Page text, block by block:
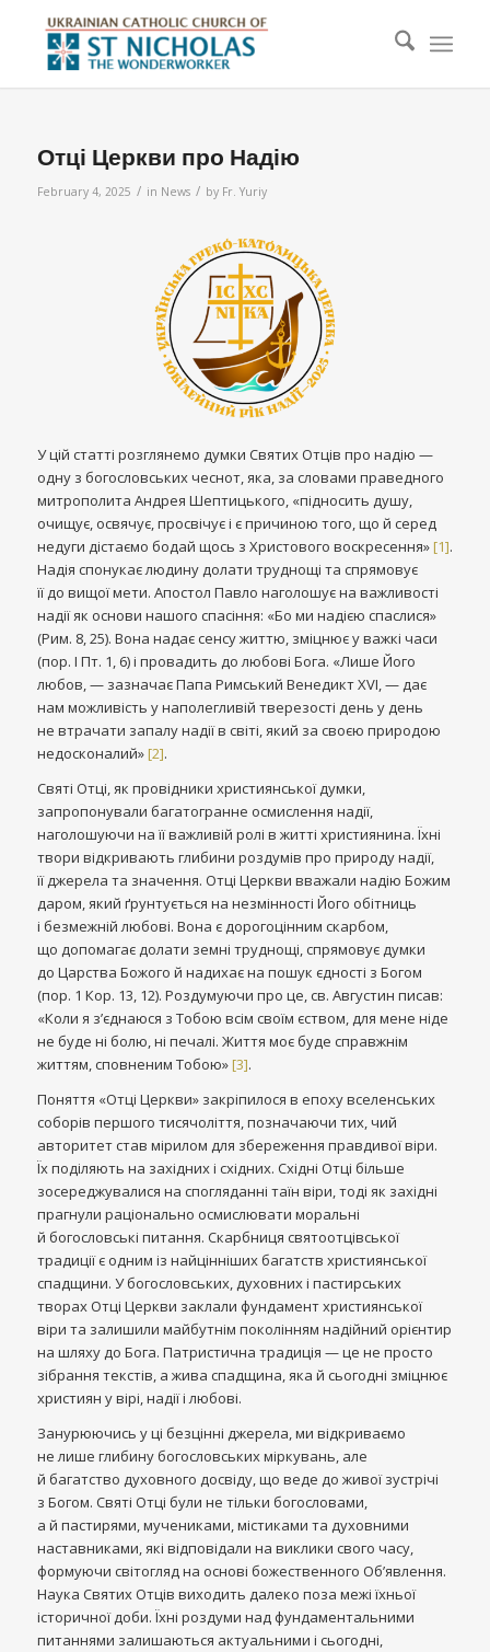
Отці Церкви про Надію
February 4, 2025 / in News / by Fr. Yuriy
У цій статті розглянемо думки Святих Отців про надію —
одну з богословських чеснот, яка, за словами праведного
митрополита Андрея Шептицького, «підносить душу,
очищує, освячує, просвічує і є причиною того, що й серед
недуги дістаємо бодай щось з Христового воскресення»[1].
Надія спонукає людину долати труднощі та спрямовує
її до вищої мети. Апостол Павло наголошує на важливості
надії як основи нашого спасіння: «Бо ми надією спаслися»
(Рим. 8, 25). Вона надає сенсу життю, зміцнює у важкі часи
(пор. І Пт. 1, 6) і провадить до любові Бога. «Лише Його
любов, — зазначає Папа Римський Венедикт XVI, — дає
нам можливість у наполегливій тверезості день у день
не втрачати запалу надії в світі, який за своєю природою
недосконалий»[2].
Святі Отці, як провідники християнської думки,
запропонували багатогранне осмислення надії,
наголошуючи на її важливій ролі в житті християнина. Їхні
твори відкривають глибини роздумів про природу надії,
її джерела та значення. Отці Церкви вважали надію Божим
даром, який ґрунтується на незмінності Його обітниць
і безмежній любові. Вона є дорогоцінним скарбом,
що допомагає долати земні труднощі, спрямовує думки
до Царства Божого й надихає на пошук єдності з Богом
(пор. 1 Кор. 13, 12). Роздумуючи про це, св. Августин писав:
«Коли я зʼєднаюся з Тобою всім своїм єством, для мене ніде
не буде ні болю, ні печалі. Життя моє буде справжнім
життям, сповненим Тобою»[3].
Поняття «Отці Церкви» закріпилося в епоху вселенських
соборів першого тисячоліття, позначаючи тих, чий
авторитет став мірилом для збереження правдивої віри.
Їх поділяють на західних і східних. Східні Отці більше
зосереджувалися на спогляданні таїн віри, тоді як західні
прагнули раціонально осмислювати моральні
й богословські питання. Скарбниця святоотцівської
традиції є одним із найцінніших багатств християнської
спадщини. У богословських, духовних і пастирських
творах Отці Церкви заклали фундамент християнської
віри та залишили майбутнім поколінням надійний орієнтир
на шляху до Бога. Патристична традиція — це не просто
зібрання текстів, а жива спадщина, яка й сьогодні зміцнює
християн у вірі, надії і любові.
Занурюючись у ці безцінні джерела, ми відкриваємо
не лише глибину богословських міркувань, але
й багатство духовного досвіду, що веде до живої зустрічі
з Богом. Святі Отці були не тільки богословами,
а й пастирями, мучениками, містиками та духовними
наставниками, які відповідали на виклики свого часу,
формуючи світогляд на основі божественного Об’явлення.
Наука Святих Отців виходить далеко поза межі їхньої
історичної доби. Їхні роздуми над фундаментальними
питаннями залишаються актуальними і сьогодні,